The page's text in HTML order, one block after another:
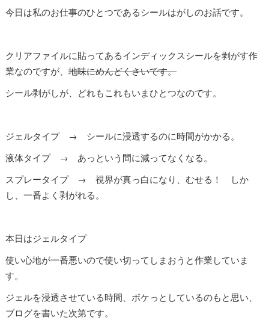
今日は私のお仕事のひとつであるシールはがしのお話です。
クリアファイルに貼ってあるインディックスシールを剥がす作
業なのですが、 地味にめんどくさいです。
シール剥がしが、どれもこれもいまひとつなのです。
ジェルタイプ → シールに浸透するのに時間がかかる。
液体タイプ → あっという間に減ってなくなる。
スプレータイプ → 視界が真っ白になり、むせる！ しか
し、一番よく剥がれる。
本日はジェルタイプ
使い心地が一番悪いので使い切ってしまおうと作業していま
す。
ジェルを浸透させている時間、ボケっとしているのもと思い、
ブログを書いた次第です。